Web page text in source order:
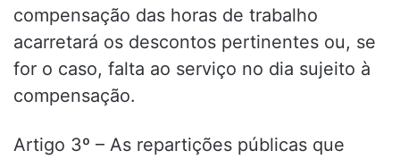
compensação das horas de trabalho
acarretará os descontos pertinentes ou, se
for o caso, falta ao serviço no dia sujeito à
compensação.
Artigo 3º – As repartições públicas que